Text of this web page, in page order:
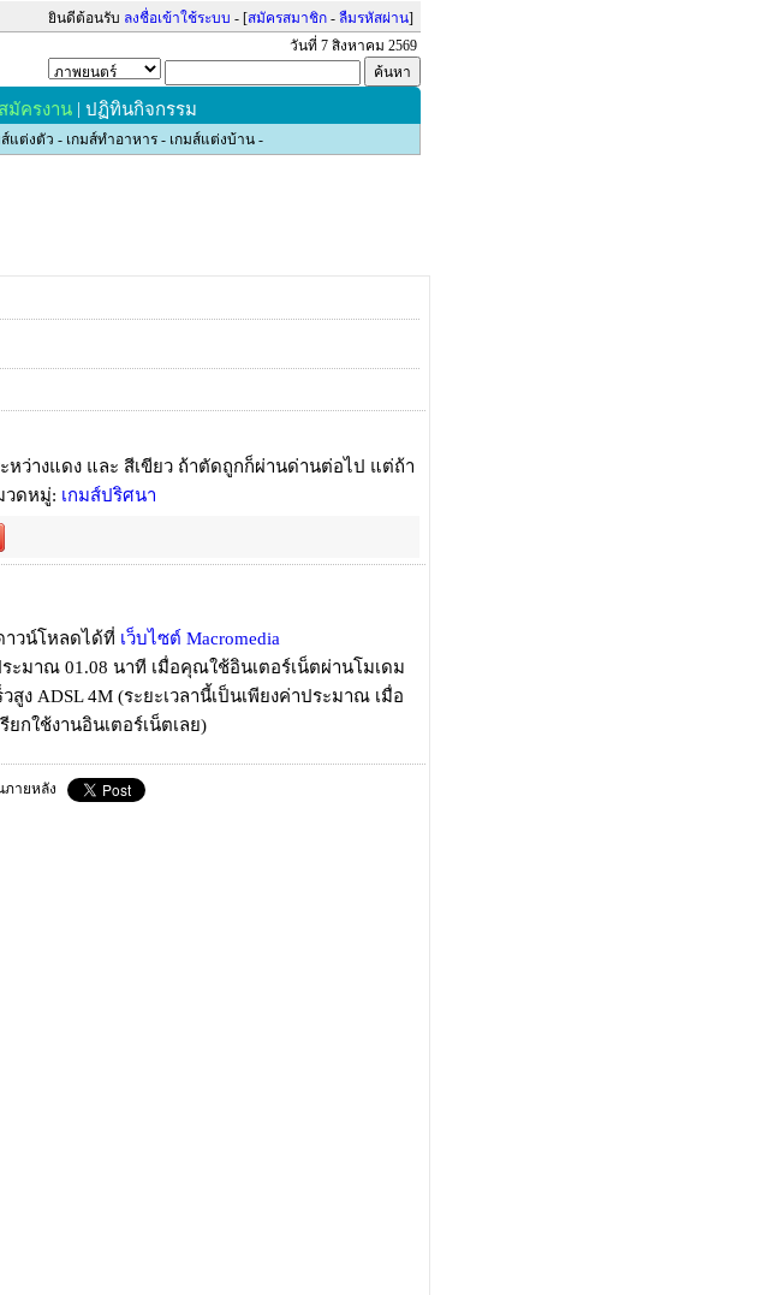
ยินดีต้อนรับ ลงชื่อเข้าใช้ระบบ - [สมัครสมาชิก- ลืมรหัสผ่าน]
วันที่ 7 สิงหาคม 2569
สมัครงาน| ปฏิทินกิจกรรม
ส์แต่งตัว - เกมส์ทำอาหาร- เกมส์แต่งบ้าน-
หว่างแดง และ สีเขียว ถ้าตัดถูกก็ผ่านด่านต่อไป แต่ถ้า
วดหมู่: เกมส์ปริศนา
าวน์โหลดได้ที่ เว็บไซต์ Macromedia
ะมาณ 01.08 นาที เมื่อคุณใช้อินเตอร์เน็ตผ่านโมเดม
ง ADSL 4M (ระยะเวลานี้เป็นเพียงค่าประมาณ เมื่อ
กใช้งานอินเตอร์เน็ตเลย)
ภายหลัง